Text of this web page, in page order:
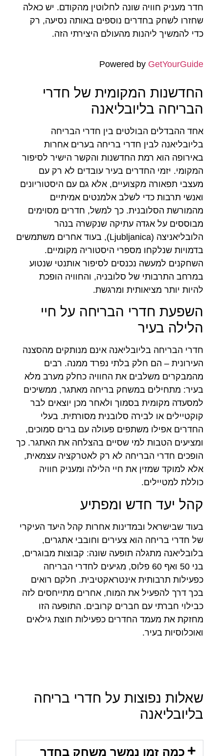
חדר מעניק חוויה שונה לחלוטין מהקודם. יש כאלה
שחזרו לשחק בחדרים נוספים באותה נסיעה, רק
כדי להמשיך ליהנות מהעולם היצירתי הזה.
Powered by GetYourGuide
החדשנות המקומית של חדרי
הבריחה בליובליאנה
אחד ההבדלים הבולטים בין חדרי הבריחה
בליובליאנה לבין חדרי בריחה בערים אחרות
באירופה הוא רמת החדשנות והקשר הישיר לסיפור
המקומי. יזמי החדרים בעיר עובדים לא רק עם
מעצבי תפאורה מקצועיים, אלא גם עם היסטוריונים
ואנשי תרבות כדי לשלב אלמנטים אמיתיים
מהמורשת הסלובנית. כך למשל, חדרים מסוימים
מבוססים על אגדה עתיקה שנקשרה בנהר
הלובליאניצה (Ljubljanica), בעוד אחרים משתמשים
בדמויות שנלקחו מספרי היסטוריה מקומיים.
השחקנים למעשה נכנסים לסיפור אותנטי שנטוע
במרחב התרבותי של סלובניה, והחוויה הופכת
להיות יותר מציאותית ומרגשת.
השפעת חדרי הבריחה על חיי
הלילה בעיר
חדרי הבריחה בליובליאנה אינם מנותקים מהסצנה
העירונית – הם חלק בלתי נפרד ממנה. רבים
מהמבקרים משלבים את החוויה כחלק מערב מלא
בעיר: מתחילים במשחק בריחה מאתגר, ממשיכים
למסעדה מקומית בסמוך ולאחר מכן יוצאים לבר
קוקטיילים או לבירה סלובנית מסורתית. בעלי
החדרים אפילו משתפים פעולה עם ברים סמוכים,
ומציעים הטבות למי שסיים בהצלחה את האתגר. כך
הופכים חדרי הבריחה לא רק לאטרקציה עצמאית,
אלא למוקד שמזין את חיי הלילה ומעניק חוויה
כוללת למטיילים.
קהל יעד חדש ומפתיע
בעוד שבישראל ובמדינות אחרות קהל היעד העיקרי
של חדרי בריחה הוא צעירים וחובבי אתגרים,
בלובליאנה מתגלה תופעה שונה: קבוצות מבוגרים,
בני 50 ואף 60 פלוס, מגיעים לחדרי הבריחה
כפעילות תרבותית אינטראקטיבית. חלקם רואים
בכך דרך להפעיל את המוח, אחרים מתייחסים לזה
כבילוי חברתי עם חברים קרובים. התופעה הזו
מחזקת את מעמד החדרים כפעילות חוצת גילאים
ואוכלוסיות בעיר.
שאלות נפוצות על חדרי בריחה
בליובליאנה
כמה זמן נמשך משחק בחדר